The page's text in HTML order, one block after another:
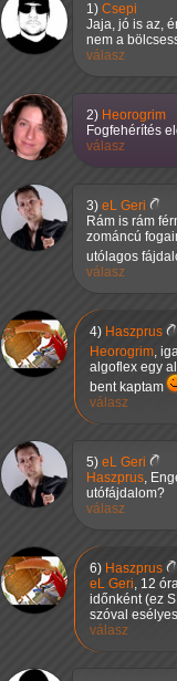
1) Csepi
Jaja, jó is az,
nem a
válasz
2) Heorogrim
Fogfehérítés
válasz
3) eL Geri
Rám is rám
zománcú
utólagos
válasz
4) Haszprus
Heorogrim,
algoflex egy
bent kaptam
válasz
5) eL Geri
Haszprus,
utófájdalom?
válasz
6) Haszprus
eL Geri, 12
időnként (ez
szóval
válasz